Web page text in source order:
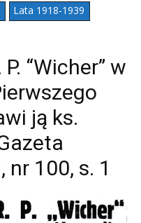
Lata 1918-1939
“Wicher” w
ją ks.
nr 100, s. 1